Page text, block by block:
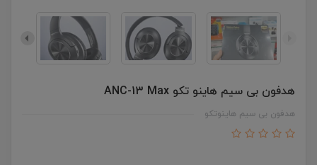
هدفون بی سیم هاینو تکو ANC-13 Max
هدفون بی سیم هاینوتکو